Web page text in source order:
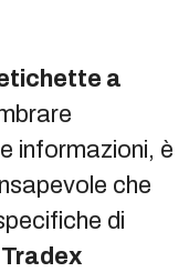
a
informazioni, è
che
di
Tradex